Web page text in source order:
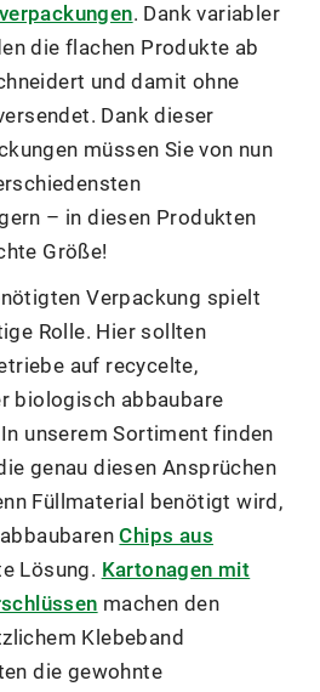
. Dank variabler
die flachen Produkte ab
und damit ohne
Dank dieser
müssen Sie von nun
– in diesen Produkten
Größe!
Verpackung spielt
Rolle. Hier sollten
auf recycelte,
biologisch abbaubare
unserem Sortiment finden
genau diesen Ansprüchen
Füllmaterial benötigt wird,
Chips aus
Lösung. Kartonagen mit
machen den
Klebeband
die gewohnte